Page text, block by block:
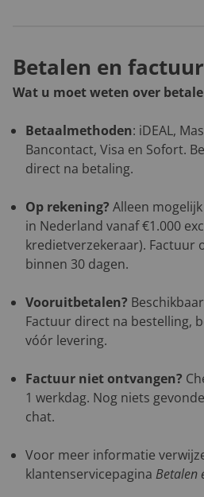
Betalen en factuur
Wat u moet weten over
Betaalmethoden: iDEAL,
Bancontact, Visa en Sofort.
direct na betaling.
Op rekening? Alleen
in Nederland vanaf €1.000
kredietverzekeraar). Factuur
binnen 30 dagen.
Vooruitbetalen?
Factuur direct na bestelling,
vóór levering.
Factuur niet ontvangen?
1 werkdag. Nog niets
chat.
Voor meer informatie
klantenservicepagina Betalen